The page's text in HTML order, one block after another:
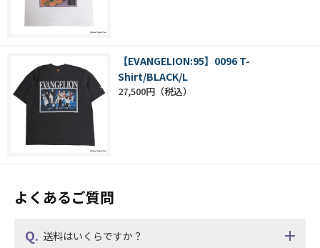
【EVANGELION:95】0096 T-
Shirt/BLACK/L
27,500円
よくあるご質問
送料はいくらですか？